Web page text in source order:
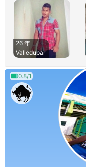
26 年
Valledupar
0.8/1